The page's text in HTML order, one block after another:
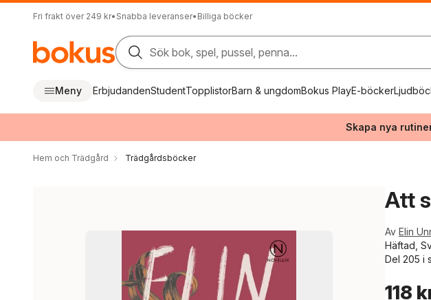
Fri frakt över 249 kr• Snabba leveranser• Billiga böcker
Sök bok, spel, pussel, penna...
Meny ErbjudandenStudentTopplistorBarn & ungdomBokus PlayE-böcker
Skapa nya
Hem och Trädgård Trädgårdsböcker
Att
Av Elin
Häftad,
Del 205 i
118